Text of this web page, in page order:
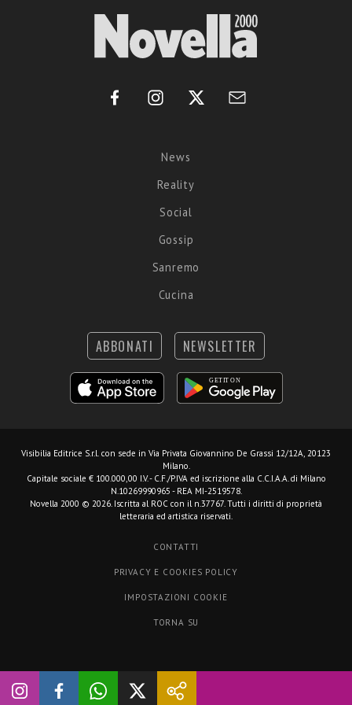
News
Reality
Social
Gossip
Sanremo
Cucina
ABBONATI NEWSLETTER
Visibilia Editrice S.r.l. con sede in Via Privata Giovannino De Grassi 12/12A, 20123
Milano.
Capitale sociale € 100.000,00 I.V. - C.F./P.IVA ed iscrizione alla C.C.I.A.A. di Milano
N.10269990965 - REA MI-2519578.
Novella 2000 © 2026. Iscritta al ROC con il n.37767. Tutti i diritti di proprietà
letteraria ed artistica riservati.
CONTATTI
PRIVACY E COOKIES POLICY
IMPOSTAZIONI COOKIE
TORNA SU